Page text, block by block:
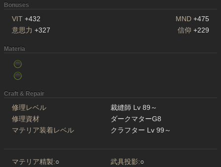
Bonuses
VIT +432 MND +475
意思力 +327 信仰 +229
Materia
Craft & Repair
修理レベル
裁縫師 Lv 89～
修理資材
ダークマターG8
マテリア装着レベル
クラフター Lv 99～
マテリア精製:○ 武具投影:○